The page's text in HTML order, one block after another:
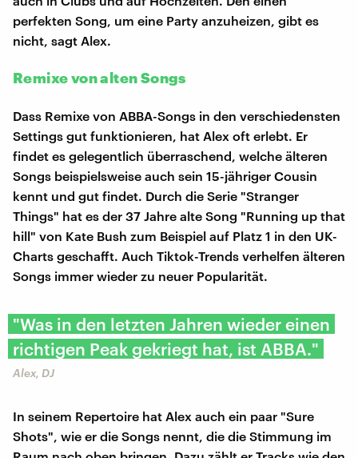
perfekten Song, um eine Party anzuheizen, gibt es
nicht, sagt Alex.
Remixe von alten Songs
Dass Remixe von ABBA-Songs in den verschiedensten
Settings gut funktionieren, hat Alex oft erlebt. Er
findet es gelegentlich überraschend, welche älteren
Songs beispielsweise auch sein 15-jähriger Cousin
kennt und gut findet. Durch die Serie "Stranger
Things" hat es der 37 Jahre alte Song "Running up that
hill" von Kate Bush zum Beispiel auf Platz 1 in den UK-
Charts geschafft. Auch Tiktok-Trends verhelfen älteren
Songs immer wieder zu neuer Popularität.
"Was in den letzten Jahren wieder einen
richtigen Peak gekriegt hat, ist ABBA."
Alex, DJ
In seinem Repertoire hat Alex auch ein paar "Sure
Shots", wie er die Songs nennt, die die Stimmung im